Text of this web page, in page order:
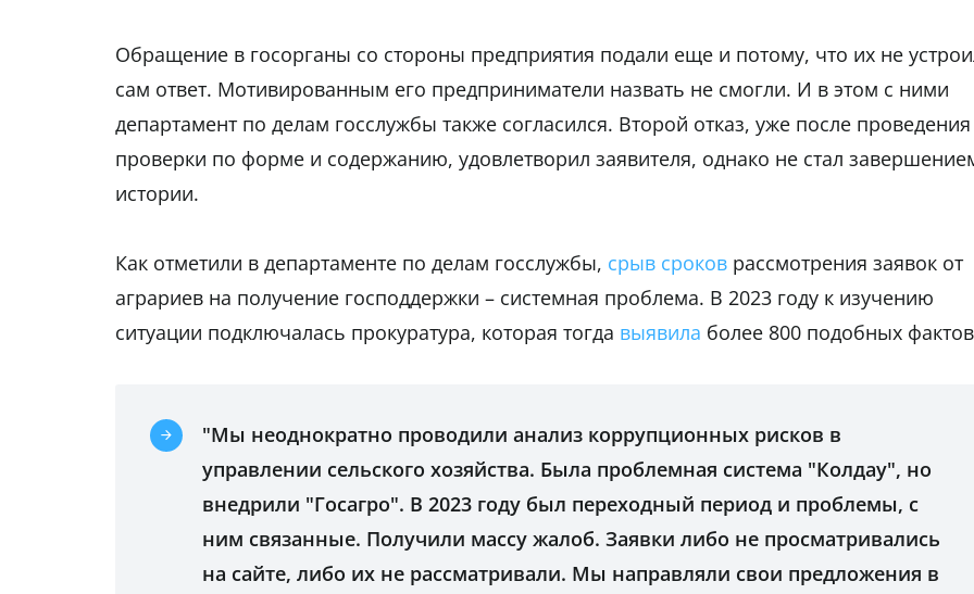
Обращение в госорганы со стороны предприятия подали еще и потому, что их не
сам ответ. Мотивированным его предприниматели назвать не смогли. И в этом с ними
департамент по делам госслужбы также согласился. Второй отказ, уже после проведения
проверки по форме и содержанию, удовлетворил заявителя, однако не стал
истории.
Как отметили в департаменте по делам госслужбы, срыв сроков рассмотрения заявок от
аграриев на получение господдержки – системная проблема. В 2023 году к изучению
ситуации подключалась прокуратура, которая тогда выявила более 800 подобных
"Мы неоднократно проводили анализ коррупционных рисков в
управлении сельского хозяйства. Была проблемная система "Колдау", но
внедрили "Госагро". В 2023 году был переходный период и проблемы, с
ним связанные. Получили массу жалоб. Заявки либо не просматривались
на сайте, либо их не рассматривали. Мы направляли свои предложения в